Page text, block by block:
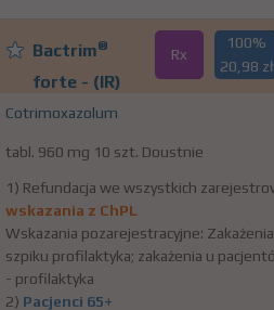
Bactrim®
forte - (IR)
Rx
100%
20,98 zł
Cotrimoxazolum
tabl. 960 mg 10 szt. Doustnie
1) Refundacja we wszystkich
wskazania z ChPL
Wskazania pozarejestracyjne:
szpiku profilaktyka; zakażenia u
- profilaktyka
2) Pacjenci 65+